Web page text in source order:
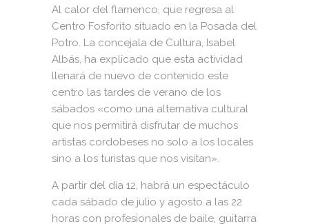
Al calor del flamenco, que regresa al
Centro Fosforito situado en la Posada del
Potro. La concejala de Cultura, Isabel
Albás, ha explicado que esta actividad
llenará de nuevo de contenido este
centro las tardes de verano de los
sábados «como una alternativa cultural
que nos permitirá disfrutar de muchos
artistas cordobeses no solo a los locales
sino a los turistas que nos visitan».
A partir del día 12, habrá un espectáculo
cada sábado de julio y agosto a las 22
horas con profesionales de baile, guitarra